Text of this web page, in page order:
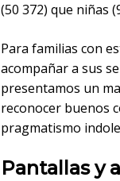
(50 372) que niñas
Para familias con
acompañar a sus
presentamos un
reconocer buenos
pragmatismo
Pantallas y